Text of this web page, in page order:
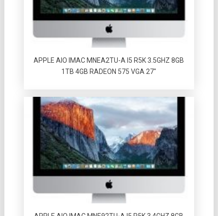
APPLE AIO IMAC MNEA2TU-A I5 R5K 3.5GHZ 8GB
1TB 4GB RADEON 575 VGA 27″